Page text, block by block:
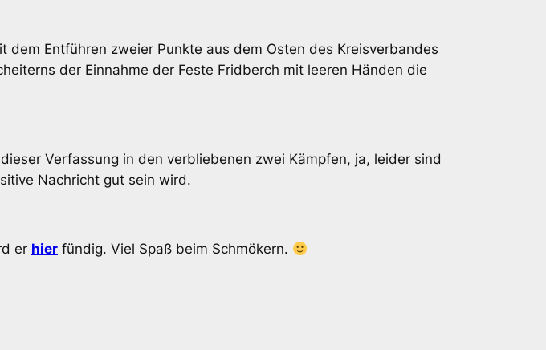
Entführen zweier Punkte aus dem Osten des Kreisverbandes
der Einnahme der Feste Fridberch mit leeren Händen die
Verfassung in den verbliebenen zwei Kämpfen, ja, leider sind
Nachricht gut sein wird.
er hier fündig. Viel Spaß beim Schmökern.